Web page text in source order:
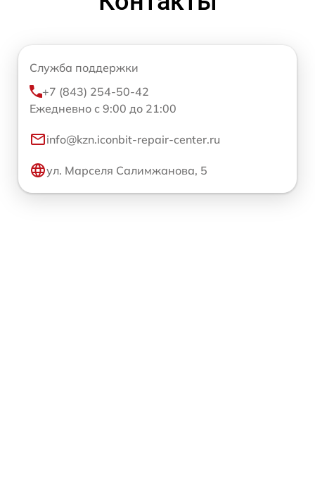
Служба поддержки
+7 (843) 254-50-42
Ежедневно с 9:00 до 21:00
info@kzn.iconbit-repair-center.ru
ул. Марселя Салимжанова, 5